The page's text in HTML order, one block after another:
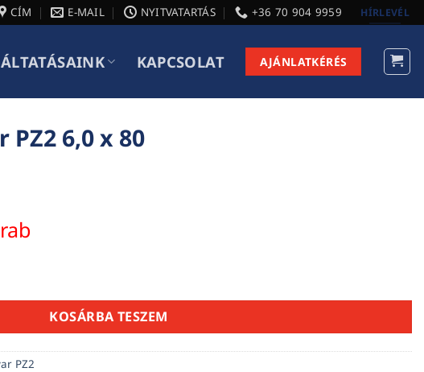
CÍM E-MAIL NYITVATARTÁS +36 70 904 9959 HÍRLEVÉL
KAPCSOLAT AJÁNLATKÉRÉS
PZ2 6,0 x 80
KOSÁRBA TESZEM
PZ2